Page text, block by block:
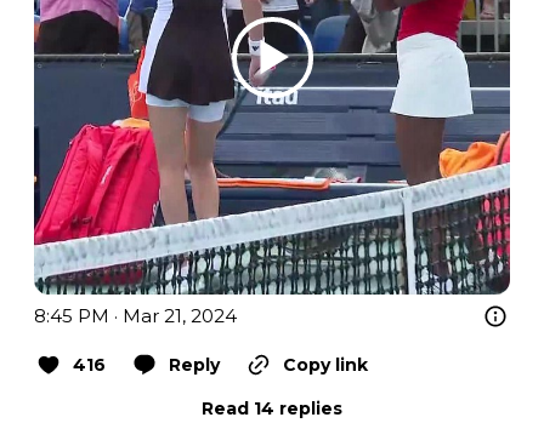
8:45 PM · Mar 21, 2024
416 Reply
Copy link
Read 14 replies